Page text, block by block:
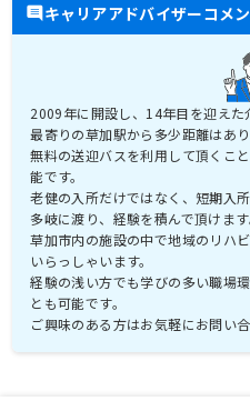
キャリアアドバイザーコメ
2009年に開設し、14年目を迎えた
最寄りの草加駅から多少距離はあ
無料の送迎バスを利用して頂くこ
能です。
老健の入所だけではなく、短期入
多岐に渡り、経験を積んで頂けます
草加市内の施設の中で地域のリハ
いらっしゃいます。
経験の浅い方でも学びの多い職場
とも可能です。
ご興味のある方はお気軽にお問い